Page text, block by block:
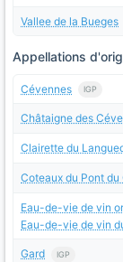
Vallee de la Bueges
Appellations
Cévennes IGP
Châtaigne des
Clairette du
Coteaux du Pont du
Eau-de-vie de vin
Eau-de-vie de vin
Gard IGP